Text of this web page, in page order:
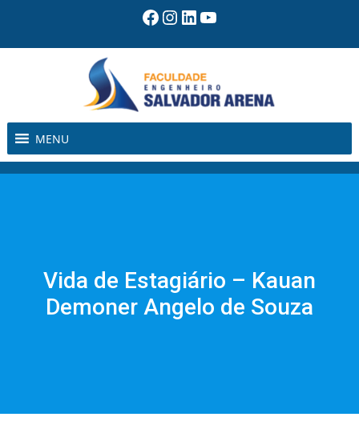
o
Facebook
Instagram
LinkedIn
Youtube
MENU
Vida de Estagiário – Kauan
Demoner Angelo de Souza